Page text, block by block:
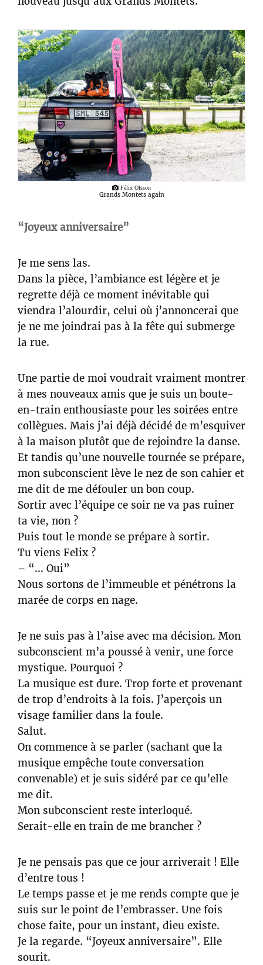
Félix Olsson
Grands Montets again
“Joyeux anniversaire”
Je me sens las.
Dans la pièce, l’ambiance est légère et je
regrette déjà ce moment inévitable qui
viendra l’alourdir, celui où j’annoncerai que
je ne me joindrai pas à la fête qui submerge
la rue.
Une partie de moi voudrait vraiment montrer
à mes nouveaux amis que je suis un boute-
en-train enthousiaste pour les soirées entre
collègues. Mais j’ai déjà décidé de m’esquiver
à la maison plutôt que de rejoindre la danse.
Et tandis qu’une nouvelle tournée se prépare,
mon subconscient lève le nez de son cahier et
me dit de me défouler un bon coup.
Sortir avec l’équipe ce soir ne va pas ruiner
ta vie, non ?
Puis tout le monde se prépare à sortir.
Tu viens Felix ?
– “… Oui”
Nous sortons de l’immeuble et pénétrons la
marée de corps en nage.
Je ne suis pas à l’aise avec ma décision. Mon
subconscient m’a poussé à venir, une force
mystique. Pourquoi ?
La musique est dure. Trop forte et provenant
de trop d’endroits à la fois. J’aperçois un
visage familier dans la foule.
Salut.
On commence à se parler (sachant que la
musique empêche toute conversation
convenable) et je suis sidéré par ce qu’elle
me dit.
Mon subconscient reste interloqué.
Serait-elle en train de me brancher ?
Je ne pensais pas que ce jour arriverait ! Elle
d’entre tous !
Le temps passe et je me rends compte que je
suis sur le point de l’embrasser. Une fois
chose faite, pour un instant, dieu existe.
Je la regarde. “Joyeux anniversaire”. Elle
sourit.